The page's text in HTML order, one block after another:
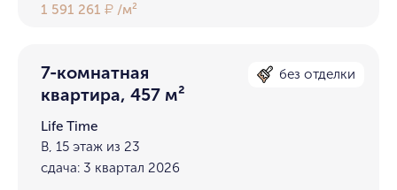
1 591 261₽ /м²
7-комнатная
квартира, 457 м²
без отделки
Life Time
B, 15 этаж из 23
сдача: 3 квартал 2026